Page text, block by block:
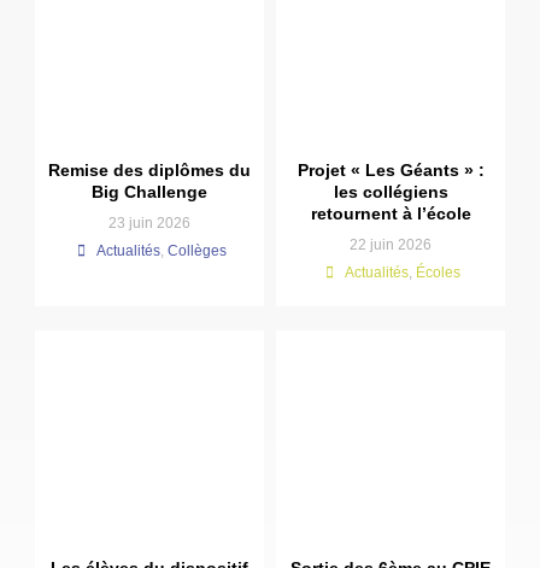
Remise des diplômes du
Big Challenge
23 juin 2026
Actualités Collèges
Projet « Les Géants » :
les collégiens
retournent à l’école
22 juin 2026
Actualités Écoles